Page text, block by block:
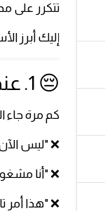
تتكرر على
إليك أبرز
😔 1. عندما يشعر أن كلامه غير مهم
كم مرة جاء
❌ "ليس
❌ "أنا
❌ "هذا أمر